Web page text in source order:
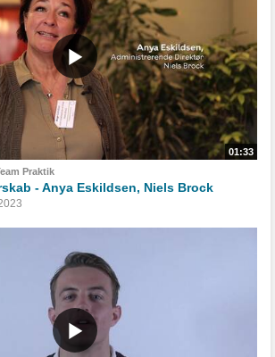
01:33
Praktik
- Anya Eskildsen, Niels Brock